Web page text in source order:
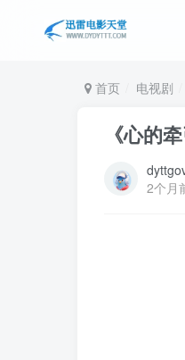
首页 电视剧
《心的
2个月